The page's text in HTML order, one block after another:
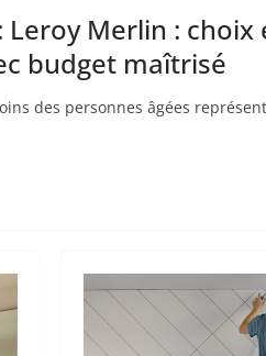
Leroy Merlin :
budget maîtrisé
des personnes âgées